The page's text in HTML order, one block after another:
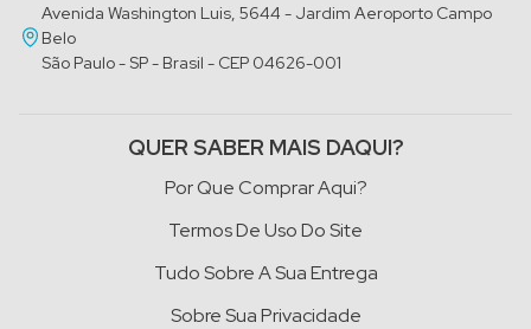
Avenida Washington Luis, 5644 - Jardim Aeroporto Campo
Belo
São Paulo - SP - Brasil - CEP 04626-001
QUER SABER MAIS DAQUI?
Por Que Comprar Aqui?
Termos De Uso Do Site
Tudo Sobre A Sua Entrega
Sobre Sua Privacidade